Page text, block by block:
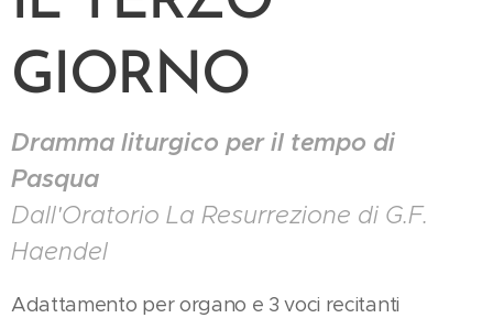
GIORNO
Dramma liturgico per il tempo di
Pasqua
Dall'Oratorio La Resurrezione di G.F.
Haendel
Adattamento per organo e 3 voci recitanti